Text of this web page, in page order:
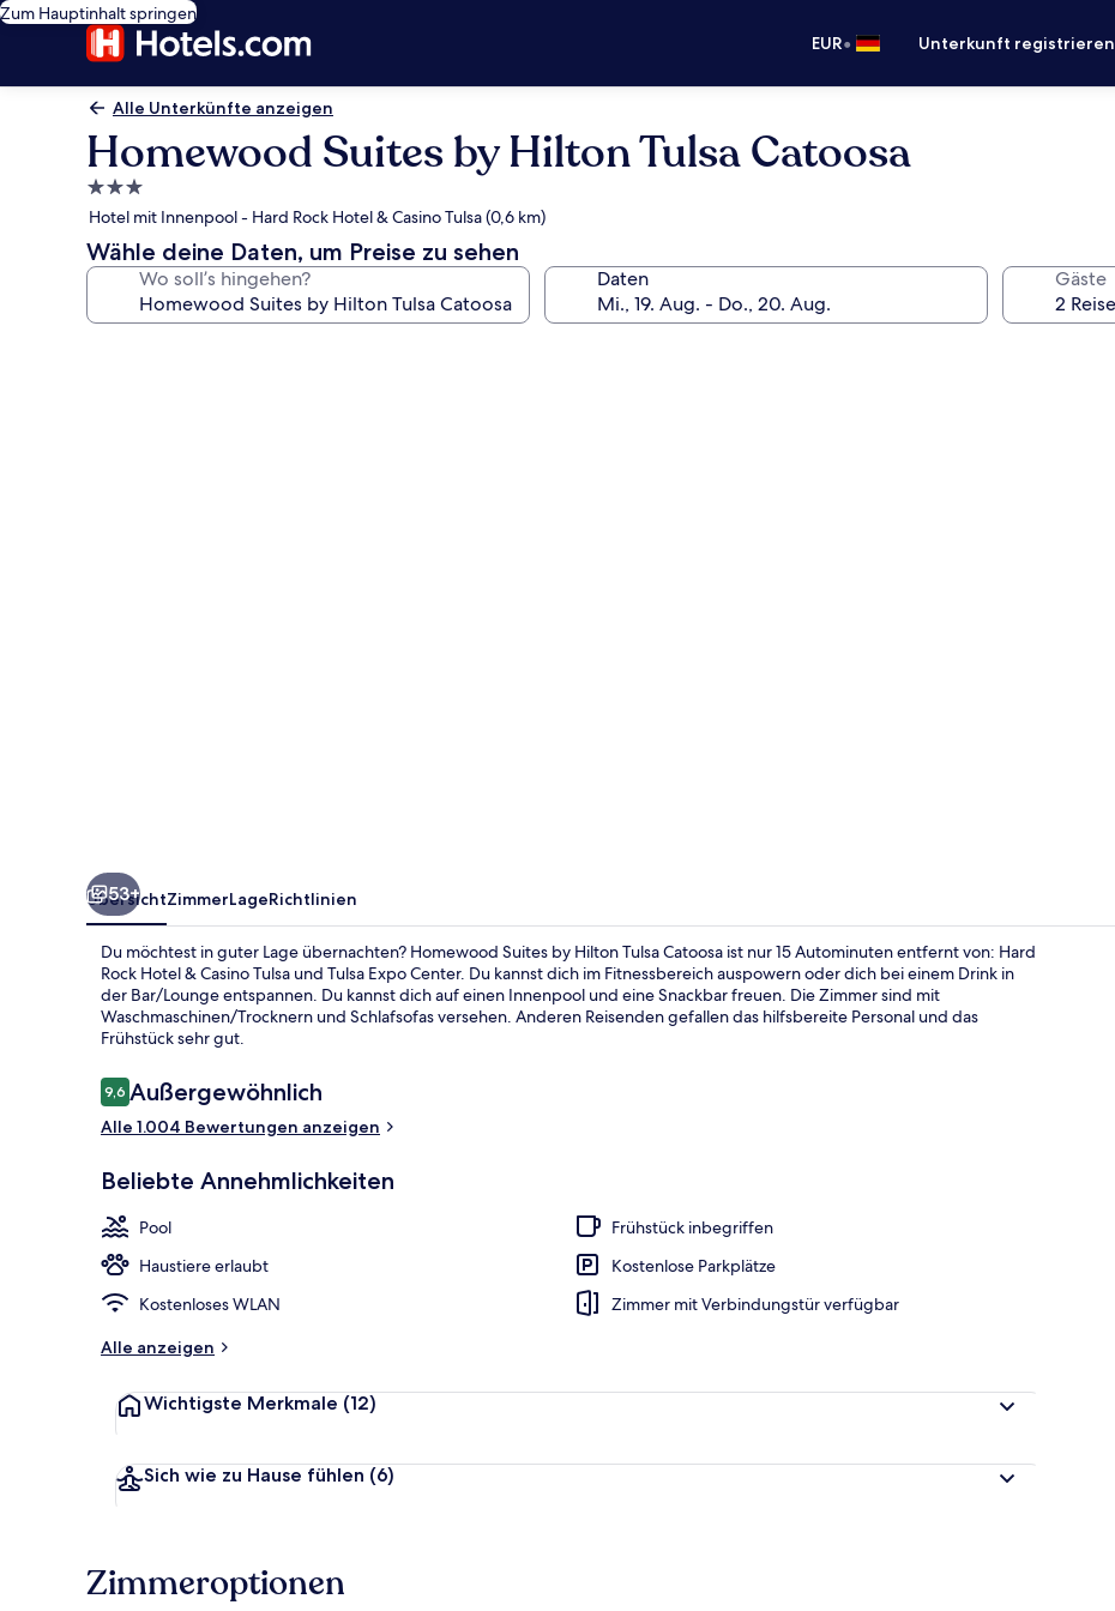
Zum Hauptinhalt springen
EUR• Unterkunft registrieren
Alle Unterkünfte anzeigen
Homewood Suites by Hilton Tulsa Catoosa
3.0-
Sterne-
Unterkunft
Hotel mit Innenpool - Hard Rock Hotel & Casino Tulsa (0,6 km)
Wähle deine Daten, um Preise zu sehen
Wo soll’s hingehen? Daten Gäste
53+
ÜbersichtZimmerLageRichtlinien
Du möchtest in guter Lage übernachten? Homewood Suites by Hilton Tulsa Catoosa ist nur 15 Autominuten entfernt von: Hard
Rock Hotel & Casino Tulsa und Tulsa Expo Center. Du kannst dich im Fitnessbereich auspowern oder dich bei einem Drink in
der Bar/Lounge entspannen. Du kannst dich auf einen Innenpool und eine Snackbar freuen. Die Zimmer sind mit
Waschmaschinen/Trocknern und Schlafsofas versehen. Anderen Reisenden gefallen das hilfsbereite Personal und das
Frühstück sehr gut.
Bewertungen
9,69,6 von 10.
Außergewöhnlich
Alle 1.004 Bewertungen anzeigen
Beliebte Annehmlichkeiten
Pool
Frühstück inbegriffen
Haustiere erlaubt
Kostenlose Parkplätze
Kostenloses WLAN
Zimmer mit Verbindungstür verfügbar
Alle anzeigen
Wichtigste Merkmale (12)
Sich wie zu Hause fühlen (6)
Zimmeroptionen